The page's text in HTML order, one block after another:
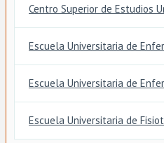
Centro Superior de Estudios
Escuela Universitaria de
Escuela Universitaria de
Escuela Universitaria de